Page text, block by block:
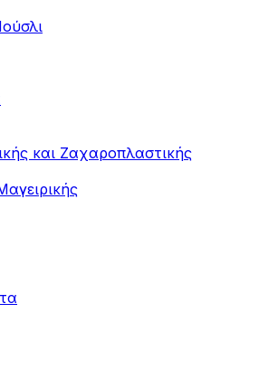
και Ζαχαροπλαστικής